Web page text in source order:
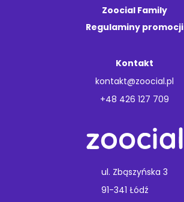
Zoocial Family
Regulaminy promocji
Kontakt
kontakt@zoocial.pl
+48 426 127 709
ul. Zbąszyńska 3
91-341 Łódź